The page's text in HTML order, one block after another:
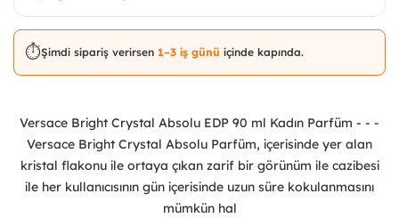
⏱️Şimdi sipariş verirsen 1–3 iş günü içinde kapında.
Versace Bright Crystal Absolu EDP 90 ml Kadın Parfüm - - -
Versace Bright Crystal Absolu Parfüm, içerisinde yer alan
kristal flakonu ile ortaya çıkan zarif bir görünüm ile cazibesi
ile her kullanıcısının gün içerisinde uzun süre kokulanmasını
mümkün hal